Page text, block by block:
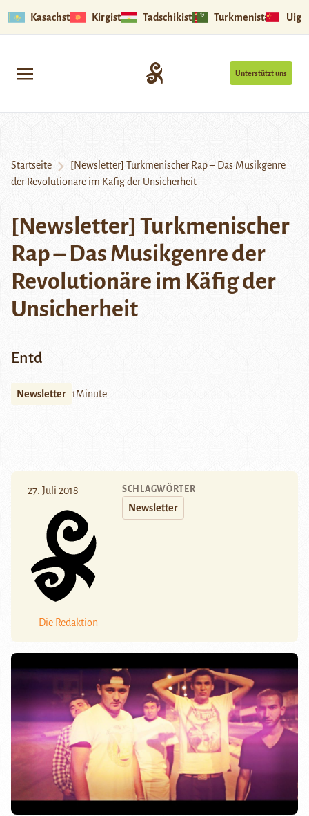
Kasachstan Kirgistan Tadschikistan Turkmenistan
Unterstützt uns
Startseite
[Newsletter] Turkmenischer Rap – Das Musikgenre
der Revolutionäre im Käfig der Unsicherheit
[Newsletter] Turkmenischer
Rap – Das Musikgenre der
Revolutionäre im Käfig der
Unsicherheit
Entd
Newsletter 1Minute
27. Juli 2018
Die Redaktion
SCHLAGWÖRTER
Newsletter